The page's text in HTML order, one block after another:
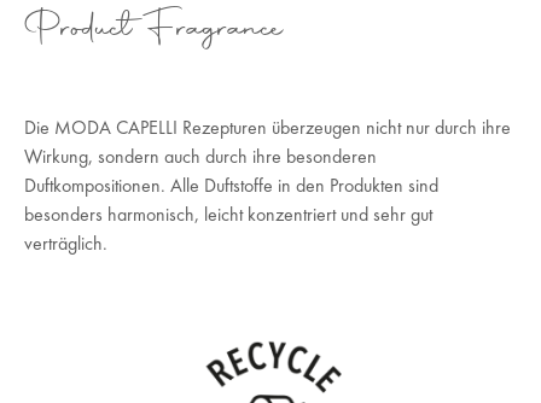
Product Fragrance
Die MODA CAPELLI Rezepturen überzeugen nicht nur durch ihre
Wirkung, sondern auch durch ihre besonderen
Duftkompositionen. Alle Duftstoffe in den Produkten sind
besonders harmonisch, leicht konzentriert und sehr gut
verträglich.